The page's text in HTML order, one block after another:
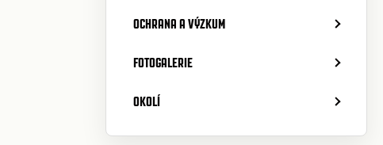
OCHRANA A VÝZKUM
FOTOGALERIE
OKOLÍ